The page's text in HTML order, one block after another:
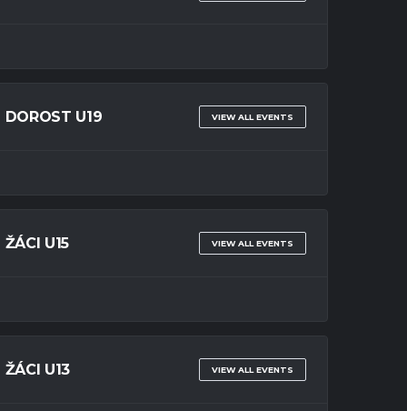
DOROST U19 VIEW ALL EVENTS
ŽÁCI U15 VIEW ALL EVENTS
ŽÁCI U13 VIEW ALL EVENTS